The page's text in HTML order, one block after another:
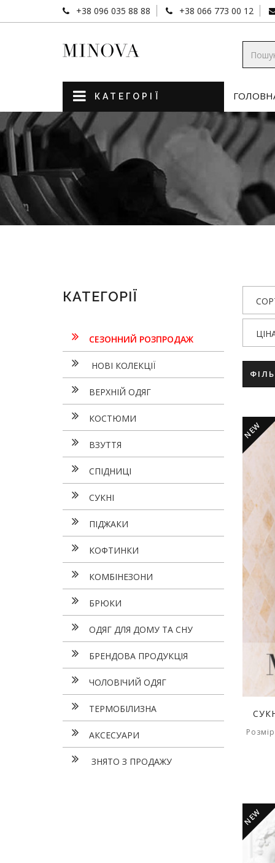
+38 096 035 88 88 +38 066 773 00 12
КАТЕГОРІЇ
КАТЕГОРІЇ
СЕЗОННИЙ РОЗПРОДАЖ
НОВІ КОЛЕКЦІЇ
ВЕРХНІЙ ОДЯГ
КОСТЮМИ
ВЗУТТЯ
СПІДНИЦІ
СУКНI
ПІДЖАКИ
КОФТИНКИ
КОМБІНЕЗОНИ
БРЮКИ
ОДЯГ ДЛЯ ДОМУ ТА СНУ
БРЕНДОВА ПРОДУКЦІЯ
ЧОЛОВІЧИЙ ОДЯГ
ТЕРМОБІЛИЗНА
АКСЕСУАРИ
ЗНЯТО З ПРОДАЖУ
NEW
NEW